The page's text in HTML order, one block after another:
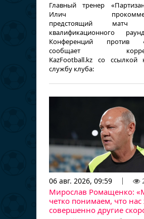
Главный тренер
Илич
предстоящий матч
квалификационного
Конференций против
сообщает
KazFootball.kz со ссылкой
службу клуба:
06 авг. 2026, 09:59
Мирослав Ромащенко:
четко понимаем, что нас
совершенно другие